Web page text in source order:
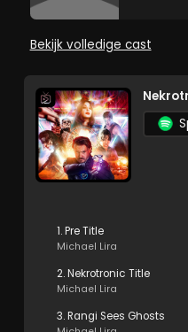
Bekijk volledige cast
1. Pre Title
Michael Lira
2. Nekrotronic Title
Michael Lira
3. Rangi Sees Ghosts